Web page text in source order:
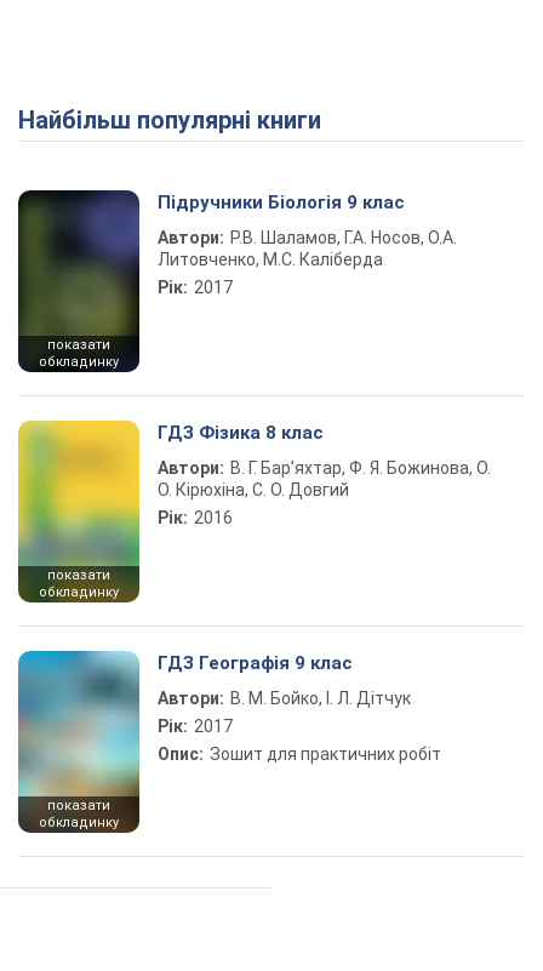
Play Video
Найбільш популярні книги
показати
обкладинку
Підручники Біологія 9 клас
Автори: Р.В. Шаламов, Г.А. Носов, О.А.
Литовченко, М.С. Каліберда
Рік: 2017
показати
обкладинку
ГДЗ Фізика 8 клас
Автори: В. Г. Бар’яхтар, Ф. Я. Божинова, О.
О. Кірюхіна, С. О. Довгий
Рік: 2016
показати
обкладинку
ГДЗ Географія 9 клас
Автори: В. М. Бойко, І. Л. Дітчук
Рік: 2017
Опис: Зошит для практичних робіт